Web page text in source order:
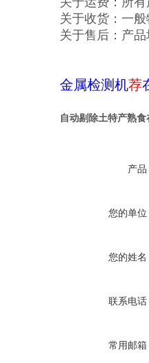
关于收货：一
关于售后：产
金属检测机荐
自动剔除土特产熟
产品
您的单位
您的姓名
联系电话
常用邮箱